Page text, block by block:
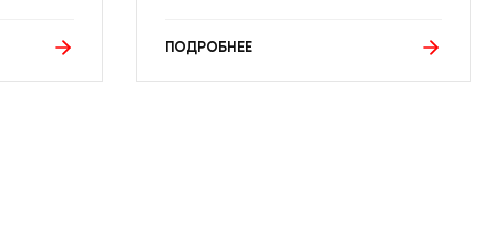
ПОДРОБНЕЕ